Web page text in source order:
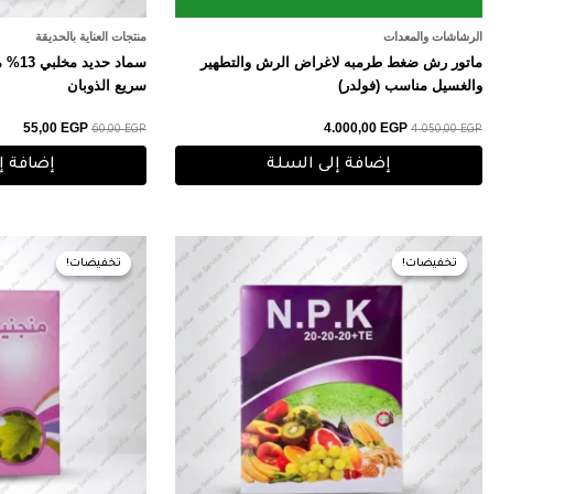
الرشاشات والمعدات
ماتور رش ضغط طرمبه لاغراض الرش والتطهير
والغسيل مناسب (فولدر)
4.050,00EGP
4.000,00 EGP
إضافة إلى السلة
منتجات العناية بالحديقة
سريع الذوبان
60,00EGP
55,00 EGP
إضافة
تخفيضات!
تخفيضات!
السعر
الأصلي
هو:
60,00 EGP.
السعر
الحالي
هو:
50,00 EGP.
تخفيضات!
تخفيضات!
السعر
الأصلي
هو:
60,00 EGP.
EGP.